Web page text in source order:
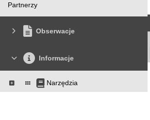
Partnerzy
Obserwacje
Informacje
Narzędzia